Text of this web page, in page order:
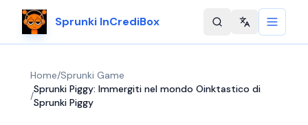
Sprunki InCrediBox Change
Home/Sprunki Game
/
Sprunki Piggy: Immergiti nel mondo Oinktastico di
Sprunki Piggy